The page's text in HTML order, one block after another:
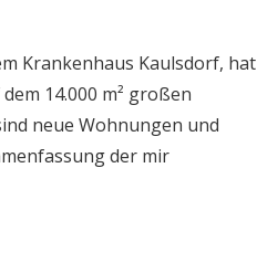
Krankenhaus Kaulsdorf, hat
14.000 m² großen
neue Wohnungen und
der mir